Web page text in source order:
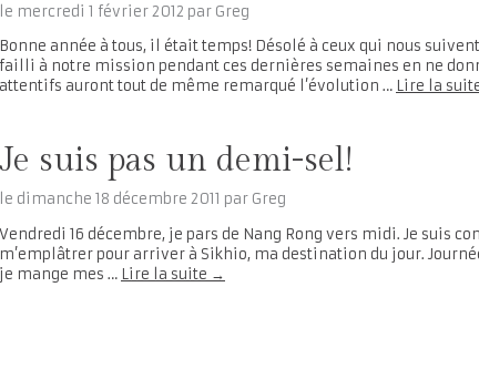
le mercredi 1 février 2012 par Greg
Bonne année à tous, il était temps! Désolé à ceux qui nous
failli à notre mission pendant ces dernières semaines en ne
attentifs auront tout de même remarqué l’évolution … Lire la
Je suis pas un demi-sel!
le dimanche 18 décembre 2011 par Greg
Vendredi 16 décembre, je pars de Nang Rong vers midi. Je suis
m’emplâtrer pour arriver à Sikhio, ma destination du jour.
je mange mes … Lire la suite →